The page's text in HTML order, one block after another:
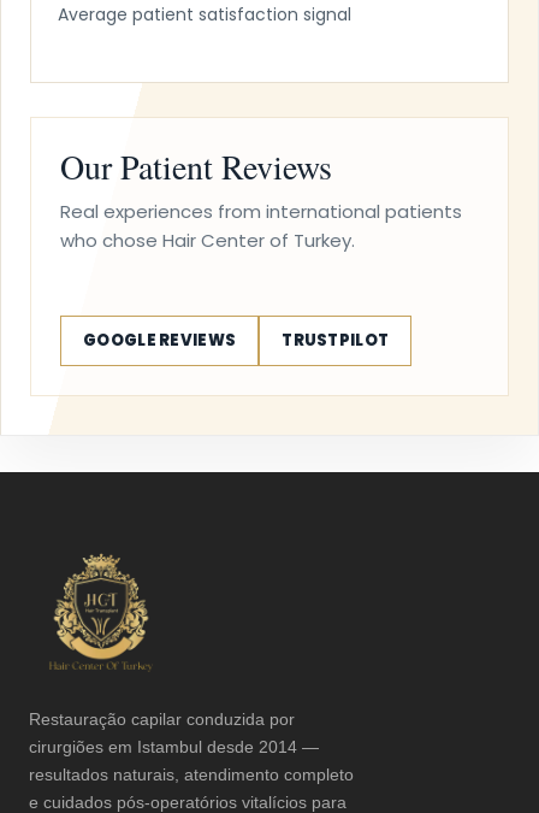
Average patient satisfaction signal
Our Patient Reviews
Real experiences from international patients
who chose Hair Center of Turkey.
GOOGLE REVIEWS TRUSTPILOT
Restauração capilar conduzida por
cirurgiões em Istambul desde 2014 —
resultados naturais, atendimento completo
e cuidados pós-operatórios vitalícios para